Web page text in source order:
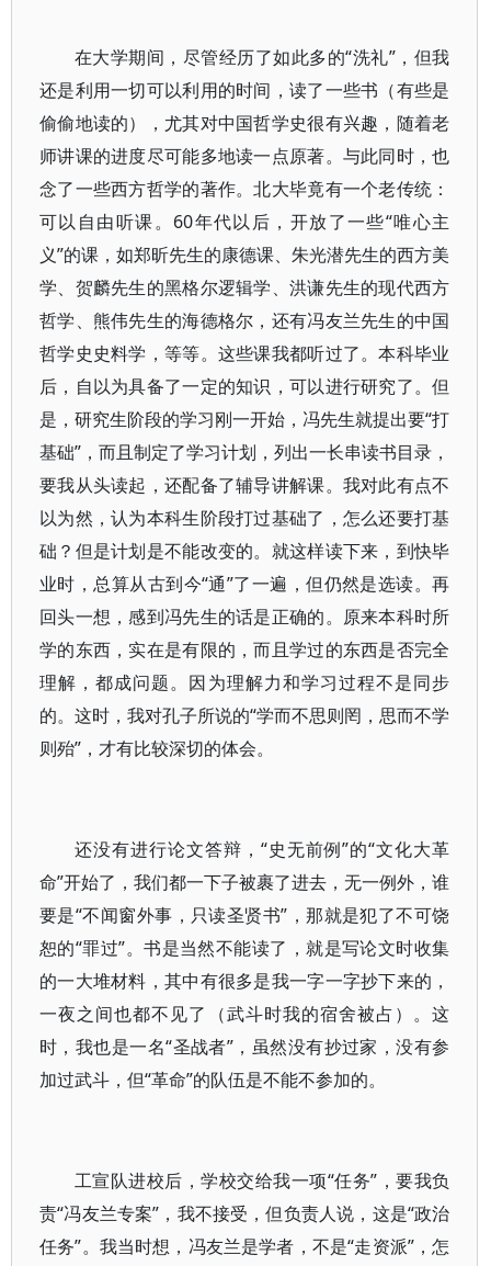
在大学期间，尽管经历了如此多的“洗礼”，但我
还是利用一切可以利用的时间，读了一些书（有些是
偷偷地读的），尤其对中国哲学史很有兴趣，随着老
师讲课的进度尽可能多地读一点原著。与此同时，也
念了一些西方哲学的著作。北大毕竟有一个老传统：
可以自由听课。60年代以后，开放了一些“唯心主
义”的课，如郑昕先生的康德课、朱光潜先生的西方美
学、贺麟先生的黑格尔逻辑学、洪谦先生的现代西方
哲学、熊伟先生的海德格尔，还有冯友兰先生的中国
哲学史史料学，等等。这些课我都听过了。本科毕业
后，自以为具备了一定的知识，可以进行研究了。但
是，研究生阶段的学习刚一开始，冯先生就提出要“打
基础”，而且制定了学习计划，列出一长串读书目录，
要我从头读起，还配备了辅导讲解课。我对此有点不
以为然，认为本科生阶段打过基础了，怎么还要打基
础？但是计划是不能改变的。就这样读下来，到快毕
业时，总算从古到今“通”了一遍，但仍然是选读。再
回头一想，感到冯先生的话是正确的。原来本科时所
学的东西，实在是有限的，而且学过的东西是否完全
理解，都成问题。因为理解力和学习过程不是同步
的。这时，我对孔子所说的“学而不思则罔，思而不学
则殆”，才有比较深切的体会。
还没有进行论文答辩，“史无前例”的“文化大革
命”开始了，我们都一下子被裹了进去，无一例外，谁
要是“不闻窗外事，只读圣贤书”，那就是犯了不可饶
恕的“罪过”。书是当然不能读了，就是写论文时收集
的一大堆材料，其中有很多是我一字一字抄下来的，
一夜之间也都不见了（武斗时我的宿舍被占）。这
时，我也是一名“圣战者”，虽然没有抄过家，没有参
加过武斗，但“革命”的队伍是不能不参加的。
工宣队进校后，学校交给我一项“任务”，要我负
责“冯友兰专案”，我不接受，但负责人说，这是“政治
任务”。我当时想，冯友兰是学者，不是“走资派”，怎